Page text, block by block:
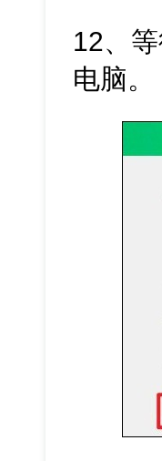
12、
电脑。